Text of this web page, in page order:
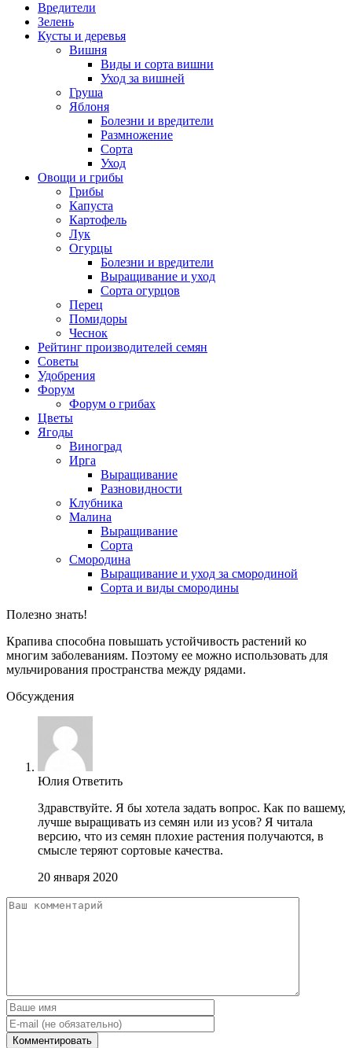
Вредители
Зелень
Кусты и деревья
Вишня
Виды и сорта вишни
Уход за вишней
Груша
Яблоня
Болезни и вредители
Размножение
Сорта
Уход
Овощи и грибы
Грибы
Капуста
Картофель
Лук
Огурцы
Болезни и вредители
Выращивание и уход
Сорта огурцов
Перец
Помидоры
Чеснок
Рейтинг производителей семян
Советы
Удобрения
Форум
Форум о грибах
Цветы
Ягоды
Виноград
Ирга
Выращивание
Разновидности
Клубника
Малина
Выращивание
Сорта
Смородина
Выращивание и уход за смородиной
Сорта и виды смородины
Полезно знать!
Крапива способна повышать устойчивость растений ко
многим заболеваниям. Поэтому ее можно использовать для
мульчирования пространства между рядами.
Обсуждения
Юлия Ответить
Здравствуйте. Я бы хотела задать вопрос. Как по вашему,
лучше выращивать из семян или из усов? Я читала
версию, что из семян плохие растения получаются, в
смысле теряют сортовые качества.
20 января 2020